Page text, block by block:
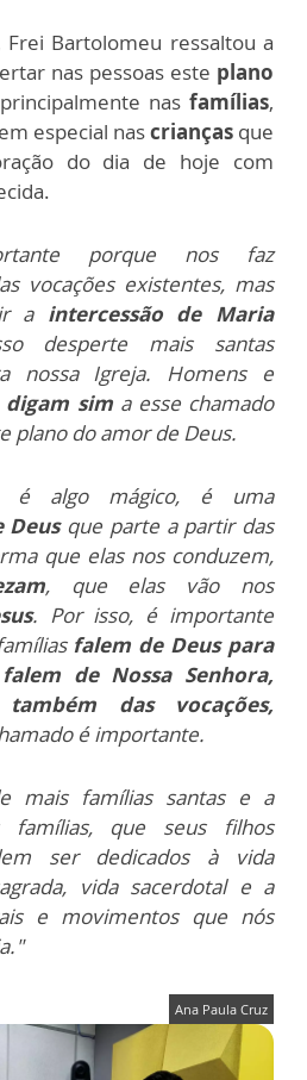
Bartolomeu ressaltou a
nas pessoas este plano
nas famílias,
especial nascrianças que
do dia de hoje com
porque nos faz
vocações existentes, mas
a intercessão de Maria
desperte mais santas
nossa Igreja. Homens e
digam sim a esse chamado
plano do amor de Deus.
é algo mágico, é uma
Deusque parte a partir das
que elas nos conduzem,
, que elas vão nos
. Por isso, é importante
falem de Deus para
de Nossa Senhora,
das vocações,
é importante.
mais famílias santas e a
famílias, que seus filhos
ser dedicados à vida
vida sacerdotal e a
e movimentos que nós
Ana Paula Cruz